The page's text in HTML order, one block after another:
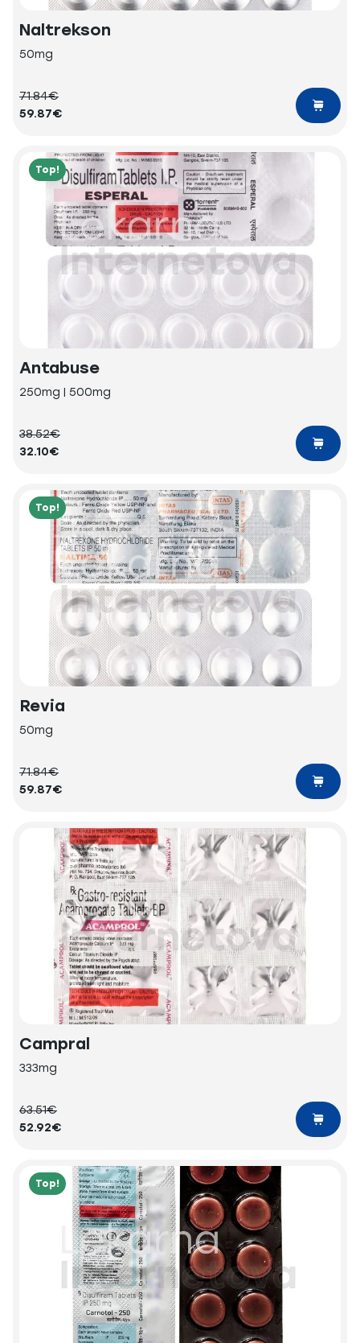
Naltrekson
50mg
71.84€
59.87€
Top!
Antabuse
250mg | 500mg
38.52€
32.10€
Top!
Revia
50mg
71.84€
59.87€
Campral
333mg
63.51€
52.92€
Top!